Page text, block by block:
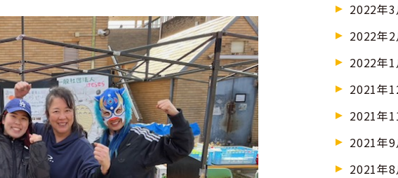
2022年3
2022年2
2022年1
2021年
2021年
2021年9
2021年8